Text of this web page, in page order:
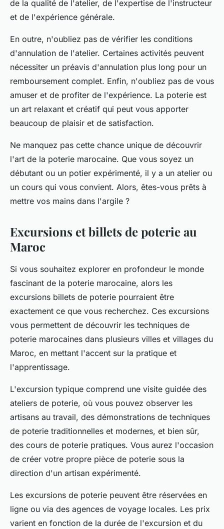
de la qualité de l'atelier, de l'expertise de l'instructeur
et de l'expérience générale.
En outre, n'oubliez pas de vérifier les conditions
d'annulation de l'atelier. Certaines activités peuvent
nécessiter un préavis d'annulation plus long pour un
remboursement complet. Enfin, n'oubliez pas de vous
amuser et de profiter de l'expérience. La poterie est
un art relaxant et créatif qui peut vous apporter
beaucoup de plaisir et de satisfaction.
Ne manquez pas cette chance unique de découvrir
l'art de la poterie marocaine. Que vous soyez un
débutant ou un potier expérimenté, il y a un atelier ou
un cours qui vous convient. Alors, êtes-vous prêts à
mettre vos mains dans l'argile ?
Excursions et billets de poterie au
Maroc
Si vous souhaitez explorer en profondeur le monde
fascinant de la poterie marocaine, alors les
excursions billets de poterie pourraient être
exactement ce que vous recherchez. Ces excursions
vous permettent de découvrir les techniques de
poterie marocaines dans plusieurs villes et villages du
Maroc, en mettant l'accent sur la pratique et
l'apprentissage.
L'excursion typique comprend une visite guidée des
ateliers de poterie, où vous pouvez observer les
artisans au travail, des démonstrations de techniques
de poterie traditionnelles et modernes, et bien sûr,
des cours de poterie pratiques. Vous aurez l'occasion
de créer votre propre pièce de poterie sous la
direction d'un artisan expérimenté.
Les excursions de poterie peuvent être réservées en
ligne ou via des agences de voyage locales. Les prix
varient en fonction de la durée de l'excursion et du